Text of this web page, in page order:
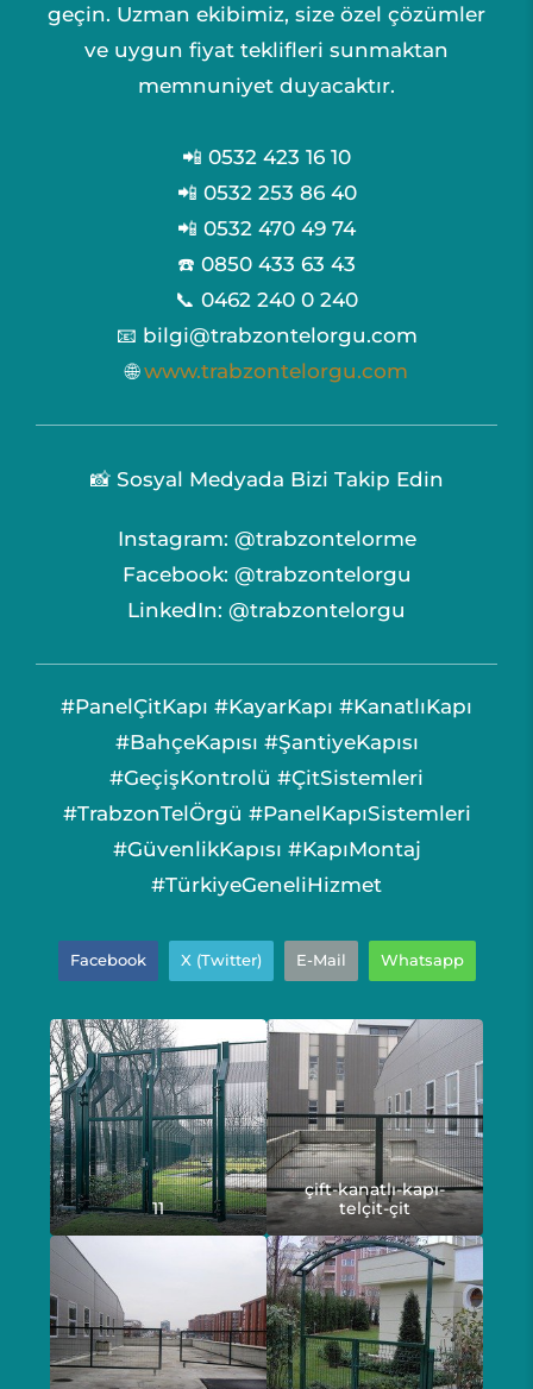
geçin. Uzman ekibimiz, size özel çözümler
ve uygun fiyat teklifleri sunmaktan
memnuniyet duyacaktır.
📲 0532 423 16 10
📲 0532 253 86 40
📲 0532 470 49 74
☎️ 0850 433 63 43
📞 0462 240 0 240
📧 bilgi@trabzontelorgu.com
🌐www.trabzontelorgu.com
📸 Sosyal Medyada Bizi Takip Edin
Instagram: @trabzontelorme
Facebook: @trabzontelorgu
LinkedIn: @trabzontelorgu
#PanelÇitKapı #KayarKapı #KanatlıKapı
#BahçeKapısı #ŞantiyeKapısı
#GeçişKontrolü #ÇitSistemleri
#TrabzonTelÖrgü #PanelKapıSistemleri
#GüvenlikKapısı #KapıMontaj
#TürkiyeGeneliHizmet
Facebook X (Twitter) E-Mail Whatsapp
11
çift-kanatlı-kapı-
telçit-çit